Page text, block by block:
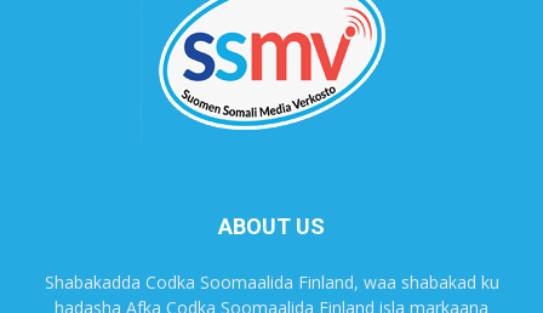
ABOUT US
Shabakadda Codka Soomaalida Finland, waa shabakad ku
hadasha Afka Codka Soomaalida Finland isla markaana